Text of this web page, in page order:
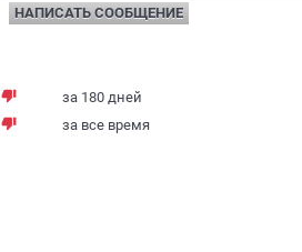
НАПИСАТЬ СООБЩЕНИЕ
thumb_down за 180 дней
thumb_down за все время